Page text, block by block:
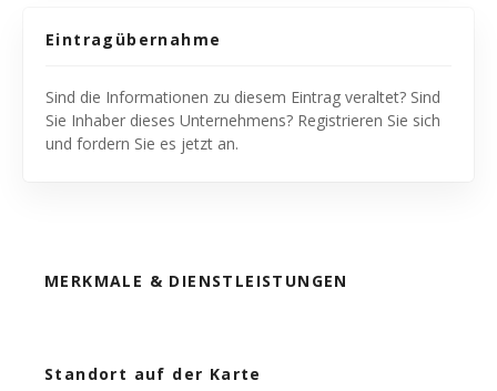
Eintragübernahme
Sind die Informationen zu diesem Eintrag veraltet? Sind
Sie Inhaber dieses Unternehmens? Registrieren Sie sich
und fordern Sie es jetzt an.
MERKMALE & DIENSTLEISTUNGEN
Standort auf der Karte